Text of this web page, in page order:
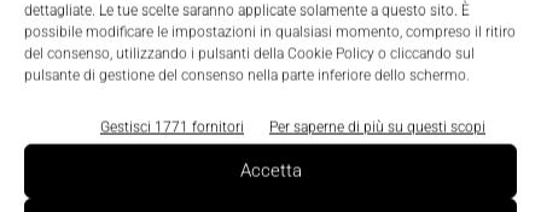
dettagliate. Le tue scelte saranno applicate solamente a questo sito. È
possibile modificare le impostazioni in qualsiasi momento, compreso il ritiro
del consenso, utilizzando i pulsanti della Cookie Policy o cliccando sul
pulsante di gestione del consenso nella parte inferiore dello schermo.
Gestisci 1771 fornitori Per saperne di più su questi scopi
Accetta
Edicola